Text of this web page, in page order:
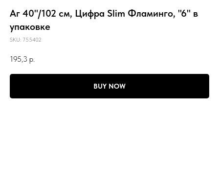
Аг 40''/102 см, Цифра Slim Фламинго, "6" в
упаковке
SKU: 755402
195,3 р.
BUY NOW